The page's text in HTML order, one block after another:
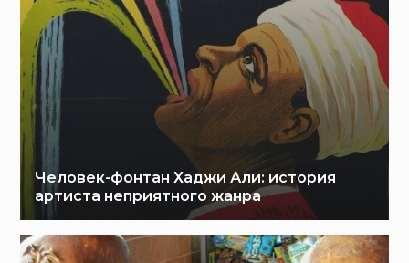
Человек-фонтан Хаджи Али: история
артиста неприятного жанра